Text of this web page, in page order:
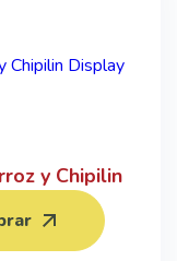
y Chipilin